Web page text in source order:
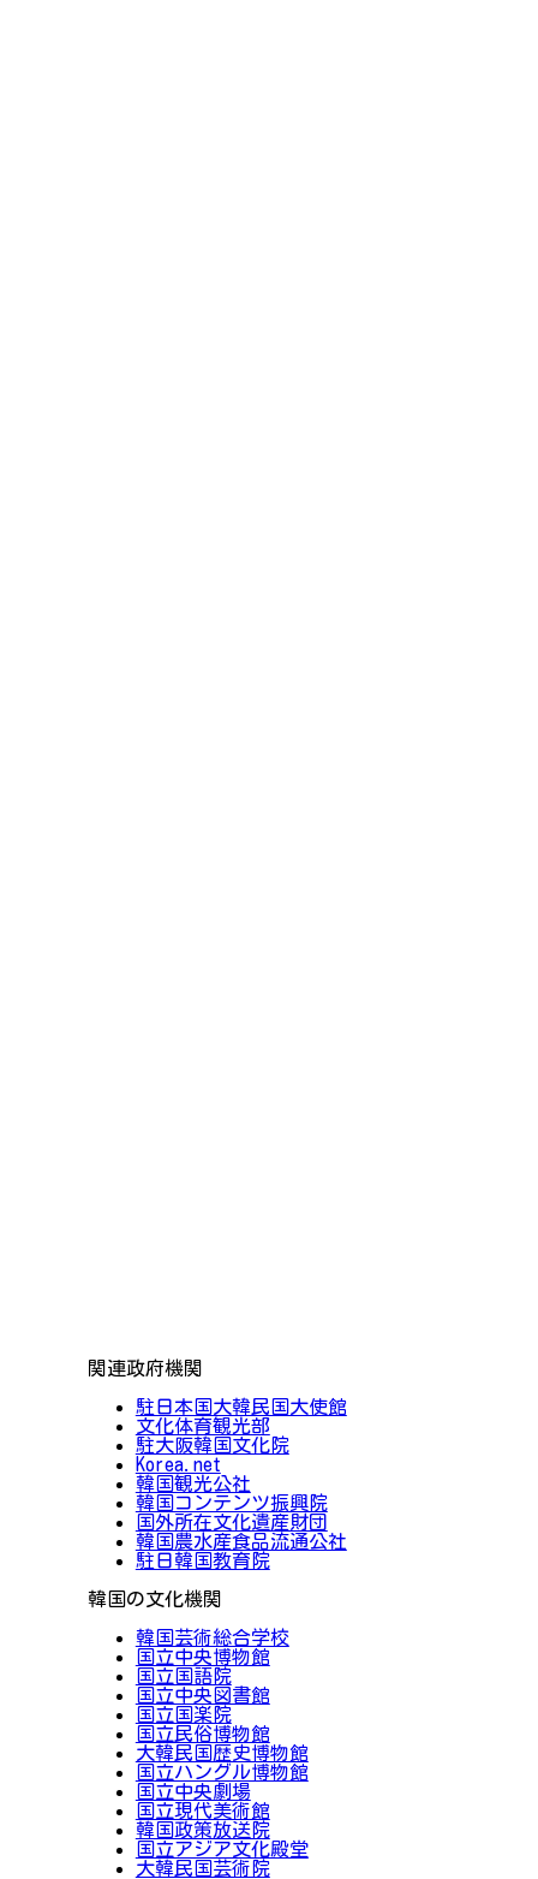
関連政府機関
駐日本国大韓民国大使館
文化体育観光部
駐大阪韓国文化院
Korea.net
韓国観光公社
韓国コンテンツ振興院
国外所在文化遺産財団
韓国農水産食品流通公社
駐日韓国教育院
韓国の文化機関
韓国芸術総合学校
国立中央博物館
国立国語院
国立中央図書館
国立国楽院
国立民俗博物館
大韓民国歴史博物館
国立ハングル博物館
国立中央劇場
国立現代美術館
韓国政策放送院
国立アジア文化殿堂
大韓民国芸術院